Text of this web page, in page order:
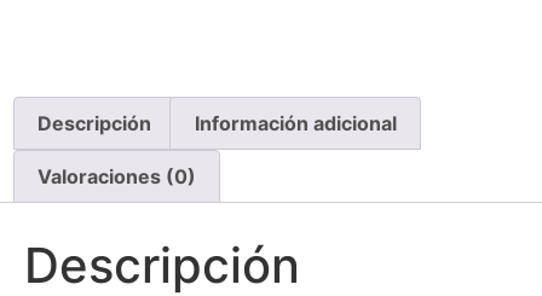
Descripción Información adicional
Valoraciones (0)
Descripción